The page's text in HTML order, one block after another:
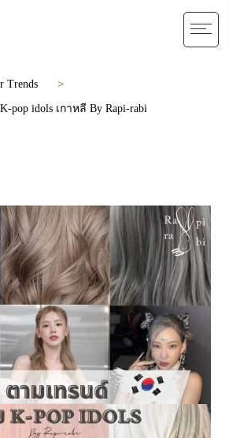
Trends
pop idols เกาหลี By Rapi-rabi